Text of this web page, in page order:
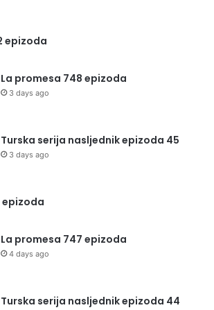
epizoda
La promesa 748 epizoda
3 days ago
Turska serija nasljednik epizoda 45
3 days ago
epizoda
La promesa 747 epizoda
4 days ago
Turska serija nasljednik epizoda 44